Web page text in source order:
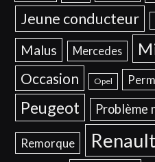
Jeune conducteur
Malus Mercedes
Occasion Opel
Peugeot Problème
Remorque